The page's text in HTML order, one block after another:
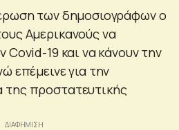
των δημοσιογράφων ο
Αμερικανούς να
Covid-19 και να κάνουν την
επέμεινε για την
της προστατευτικής